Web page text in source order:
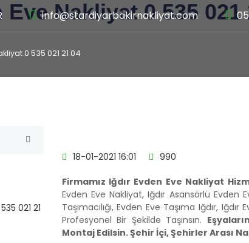
info@stardiyarbakirnakliyat.com
Eve Nakliyat 0 535 021
021 21
18-01-2021 16:01 990
Firmamız Iğdır Evden Eve Nakliyat
Evden Eve Nakliyat, Iğdır Asansörlü Evden
Taşımacılığı, Evden Eve Taşıma Iğdır,
Profesyonel Bir Şekilde Taşınsın.
Montaj Edilsin. Şehir İçi, Şehirler Arası